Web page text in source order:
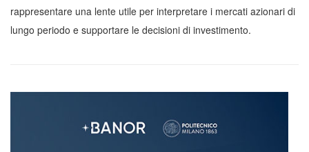
rappresentare una lente utile per interpretare i mercati azionari di
lungo periodo e supportare le decisioni di investimento.